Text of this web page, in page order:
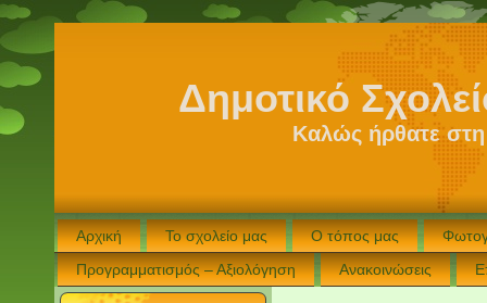
Δημοτικό
Καλώς ήρθατε
Αρχική Το σχολείο μας Ο τόπος μας
Προγραμματισμός – Αξιολόγηση
Ανακοινώσεις